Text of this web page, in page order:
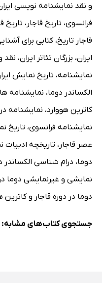
و نقد نمایشنامه نویسی
فرانسوی، تاریخ قاجار ، تاریخ
قاجار تاریخ،کتابی برای
ﺍﻳﺮﺍﻥ، بزرگان تئاتر ایران، نقد
نمایشنامه، تاریخ نمایش
الکساندر دوما، نمایشنامه
کاترین هووارد، نمایشنامه
نمایشنامه فرانسوی، تاریخ
عصر قاجار ، تاریخچه ادبیات
دوما، درام شناسی الکساندر
نمایشی و غیرنمایشی دوما در
دوما در دوره قاجار و کاترین
جستجوی کتاب‌های مشابه: